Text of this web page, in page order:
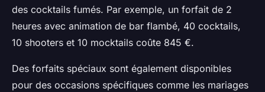
des cocktails fumés. Par exemple, un forfait de 2
heures avec animation de bar flambé, 40 cocktails,
10 shooters et 10 mocktails coûte 845 €.
Des forfaits spéciaux sont également disponibles
pour des occasions spécifiques comme les mariages